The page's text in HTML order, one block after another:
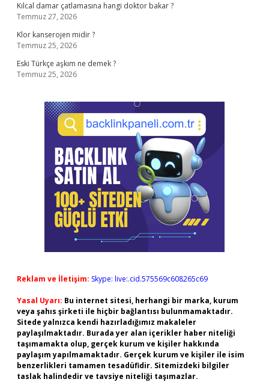
Kılcal damar çatlamasına hangi doktor bakar ?
Temmuz 27, 2026
Klor kanserojen midir ?
Temmuz 25, 2026
Eski Türkçe aşkım ne demek ?
Temmuz 25, 2026
Reklam ve İletişim: Skype: live:.cid.575569c608265c69
Yasal Uyarı: Bu internet sitesi, herhangi bir marka, kurum
veya şahıs şirketi ile hiçbir bağlantısı bulunmamaktadır.
Sitede yalnızca kendi hazırladığımız makaleler
paylaşılmaktadır. Burada yer alan içerikler haber niteliği
taşımamakta olup, gerçek kurum ve kişiler hakkında
paylaşım yapılmamaktadır. Gerçek kurum ve kişiler ile isim
benzerlikleri tamamen tesadüfidir. Sitemizdeki bilgiler
taslak halindedir ve tavsiye niteliği taşımazlar.